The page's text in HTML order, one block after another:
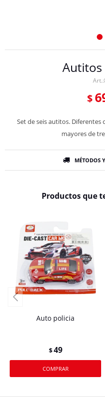
Autitos
$
Set de seis autitos. Diferentes
mayores de
MÉTODOS
Productos que
Auto policia
$49